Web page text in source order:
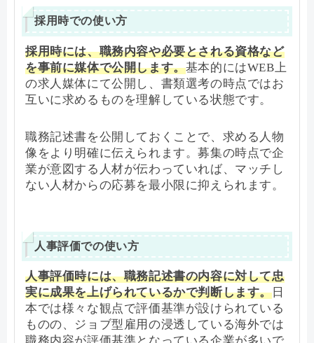
採用時での使い方
採用時には、職務内容や必要とされる資格など
を事前に媒体で公開します。基本的にはWEB上
の求人媒体にて公開し、書類選考の時点ではお
互いに求めるものを理解している状態です。
職務記述書を公開しておくことで、求める人物
像をより明確に伝えられます。募集の時点で企
業が意図する人材が伝わっていれば、マッチし
ない人材からの応募を最小限に抑えられます。
人事評価での使い方
人事評価時には、職務記述書の内容に対して忠
実に成果を上げられているかで判断します。 日
本では様々な観点で評価基準が設けられている
ものの、ジョブ型雇用の浸透している海外では